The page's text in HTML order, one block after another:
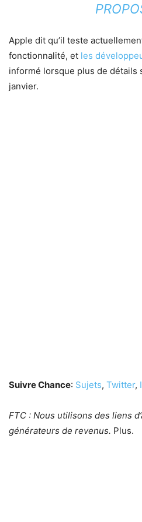
Apple dit qu’il teste
fonctionnalité, et les
informé lorsque plus de détails
janvier.
Suivre Chance: Sujets, Twitter,
FTC : Nous utilisons des liens
générateurs de revenus. Plus.